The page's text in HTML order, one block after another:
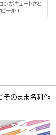
ンがキュートさと
ール！
そのまま名刺作